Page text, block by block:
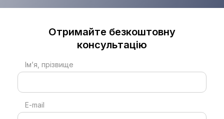
Отримайте безкоштовну
консультацію
Ім’я, прізвище
E-mail